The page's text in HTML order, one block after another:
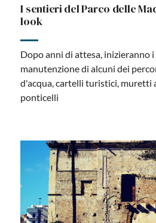
I sentieri del Parco delle
look
Dopo anni di attesa, inizieranno
manutenzione di alcuni dei
d'acqua, cartelli turistici, muretti
ponticelli